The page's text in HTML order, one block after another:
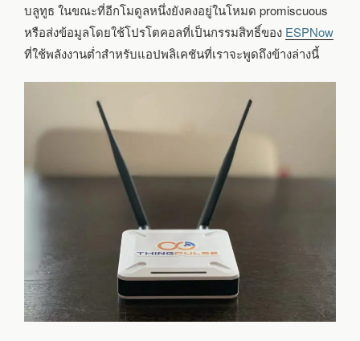
บลูทูธ ในขณะที่อีกโมดูลหนึ่งยังคงอยู่ในโหมด promiscuous
หรือส่งข้อมูลโดยใช้โปรโตคอลที่เป็นกรรมสิทธิ์ของ ESPNow
ที่ใช้พลังงานต่ำสำหรับแอปพลิเคชันที่เราจะพูดถึงข้างล่างนี้